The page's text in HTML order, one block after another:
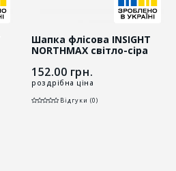
Шапка флісова INSIGHT
NORTHMAX світло-сіра
152.00 грн.
роздрібна ціна
Відгуки (0)